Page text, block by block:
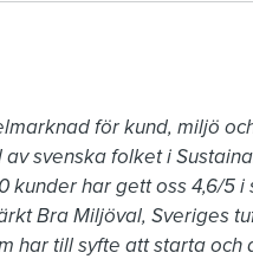
för kund, miljö
svenska folket i
har gett oss 4,6/5 i
Bra Miljöval, Sveriges
har till syfte att starta och